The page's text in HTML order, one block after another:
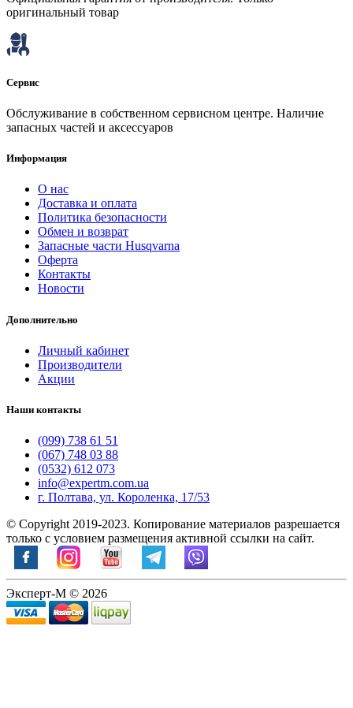
оригинальный товар
Сервис
Обслуживание в собственном сервисном центре. Наличие
запасных частей и аксессуаров
Информация
О нас
Доставка и оплата
Политика безопасности
Обмен и возврат
Запасные части Husqvarna
Оферта
Контакты
Новости
Дополнительно
Личный кабинет
Производители
Акции
Наши контакты
(099) 738 61 51
(067) 748 03 88
(0532) 612 073
info@expertm.com.ua
г. Полтава, ул. Короленка, 17/53
© Copyright 2019-2023. Копирование материалов разрешается
только с условием размещения активной ссылки на сайт.
Эксперт-М © 2026